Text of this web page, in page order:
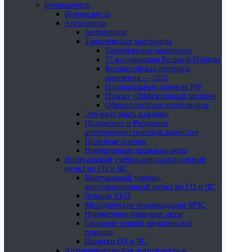
Безопасность
Безопасность
Антитеррор
Антитеррор
Тематические материалы
Тематические материалы
77-я годовщина Великой Победы
Всероссийская перепись
населения — 2021
Национальные проекты РФ
Проект «Эффективный регион»
Общероссийское голосование
Это надо знать каждому
Положение и Регламент
антитеррористической комиссии
Полезные ссылки
Нормативные правовые акты
Виртуальный учебно-консультационный
пункт по ГО и ЧС
Виртуальный учебно-
консультационный пункт по ГО и ЧС
Лекции УКП
Методические рекомендации МЧС
Нормативно-правовые акты
Оказание первой медицинской
помощи
Памятки ГО и ЧС
Антинаркотическая деятельность в